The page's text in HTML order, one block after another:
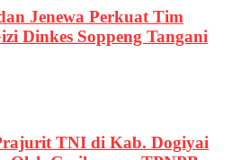
Jenewa Perkuat Tim
Dinkes Soppeng Tangani
TNI di Kab. Dogiyai